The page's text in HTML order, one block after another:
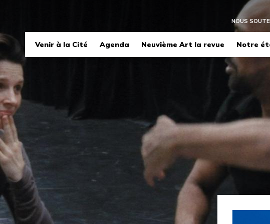
NOUS
principale
Venir à la Cité Agenda Neuvième Art la revue Notre